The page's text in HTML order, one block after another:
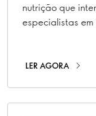
nutrição que
especialistas
LER AGORA